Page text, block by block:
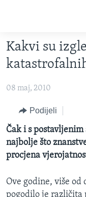
glavni
sadržaj
na
navigaciju
Idi
na
pretragu
FOTOGRAFIJE DANA
VIJESTI
SJEDINJENE
BOSNA I
NAUKA I
SPECIJALNI
SLOBODA MEDIJA
Kakvi su
08 maj, 2010
Podijeli
Čak i s
najbolje što
procjena
Ove godine, više
pogodilo je različita